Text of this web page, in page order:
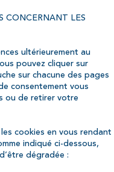
CONCERNANT LES
ultérieurement au
pouvez cliquer sur
sur chacune des pages
consentement vous
ou de retirer votre
cookies en vous rendant
indiqué ci-dessous,
dégradée :